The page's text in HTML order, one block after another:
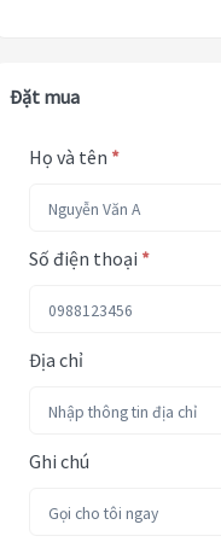
Đặt mua
Họ và tên *
Số điện thoại *
Địa chỉ
Ghi chú